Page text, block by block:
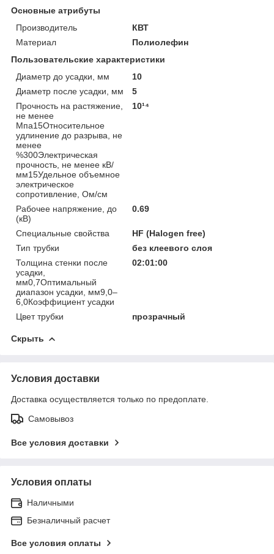
Основные атрибуты
Производитель
КВТ
Материал
Полиолефин
Пользовательские характеристики
Диаметр до усадки, мм
10
Диаметр после усадки, мм
5
Прочность на растяжение,
не менее
Мпа15Относительное
удлинение до разрыва, не
менее
%300Электрическая
прочность, не менее кВ/
мм15Удельное объемное
электрическое
сопротивление, Ом/см
10¹⁴
Рабочее напряжение, до
(кВ)
0.69
Специальные свойства
HF (Halogen free)
Тип трубки
без клеевого слоя
Толщина стенки после
усадки,
мм0,7Оптимальный
диапазон усадки, мм9,0–
6,0Коэффициент усадки
02:01:00
Цвет трубки прозрачный
Скрыть
Условия доставки
Доставка осуществляется только по предоплате.
Самовывоз
Все условия доставки
Условия оплаты
Наличными
Безналичный расчет
Все условия оплаты